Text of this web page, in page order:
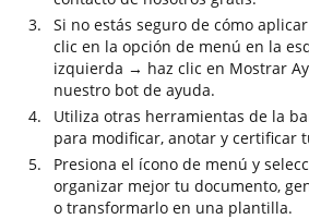
Si no estás seguro de cómo
clic en la opción de menú en la
izquierda → haz clic en Mostrar
nuestro bot de ayuda.
Utiliza otras herramientas de la
para modificar, anotar y certificar
Presiona el ícono de menú y
organizar mejor tu documento,
o transformarlo en una plantilla.